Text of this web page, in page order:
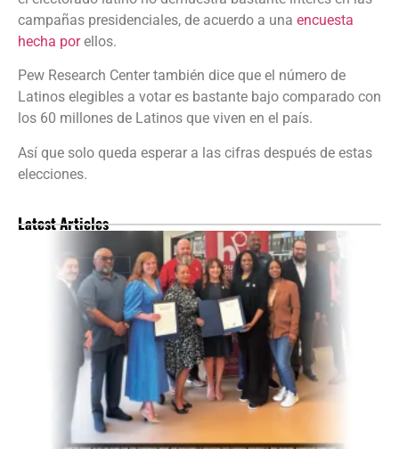
campañas presidenciales, de acuerdo a una encuesta
hecha porellos.
Pew Research Center también dice que el número de
Latinos elegibles a votar es bastante bajo comparado con
los 60 millones de Latinos que viven en el país.
Así que solo queda esperar a las cifras después de estas
elecciones.
Latest Articles